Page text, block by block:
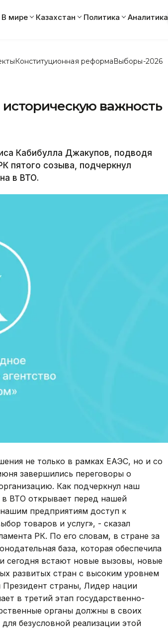
В мире Казахстан Политика Аналитика
Конституционная реформаВыборы-2026
важность
Кабибулла Джакупов, подводя
пятого созыва, подчеркнул
в ВТО.
не только в рамках ЕАЭС, но и со
завершились переговоры о
Как подчеркнул наш
ВТО открывает перед нашей
предприятиям доступ к
товаров и услуг», - сказал
РК. По его словам, в стране за
база, которая обеспечила
сегодня встают новые вызовы, новые
развитых стран с высоким уровнем
Президент страны, Лидер нации
в третий этап государственно-
органы должны в своих
безусловной реализации этой